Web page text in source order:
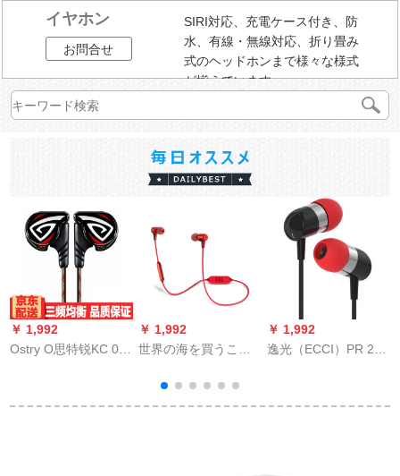
イヤホン
お問合せ
SIRI対応、充電ケース付き、防
水、有線・無線対応、折り畳み
式のヘッドホンまで様々な様式
が揃えています。
￥ 1,992
Ostry O思特锐KC 06
に入る式hifi発热のケ
￥ 1,992
世界の海を買うこと
￥ 1,992
逸光（ECCI）PR 200
ホーンMKii黒公式標